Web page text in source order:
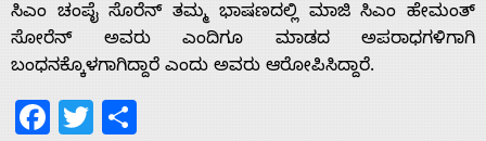
About
Us
ಸಿಎಂ ಚಂಪೈ ಸೊರೆನ್ ತಮ್ಮ ಭಾಷಣದಲ್ಲಿ ಮಾಜಿ ಸಿಎಂ ಹೇಮಂತ್
ಸೋರೆನ್ ಅವರು ಎಂದಿಗೂ ಮಾಡದ ಅಪರಾಧಗಳಿಗಾಗಿ
ಬಂಧನಕ್ಕೊಳಗಾಗಿದ್ದಾರೆ ಎಂದು ಅವರು ಆರೋಪಿಸಿದ್ದಾರೆ.
Facebook
Twitter